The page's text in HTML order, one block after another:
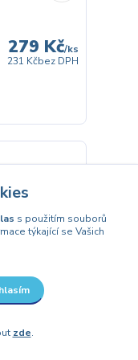
279 Kč/ks
231 Kčbez DPH
s použitím souborů
týkající se Vašich
zde.